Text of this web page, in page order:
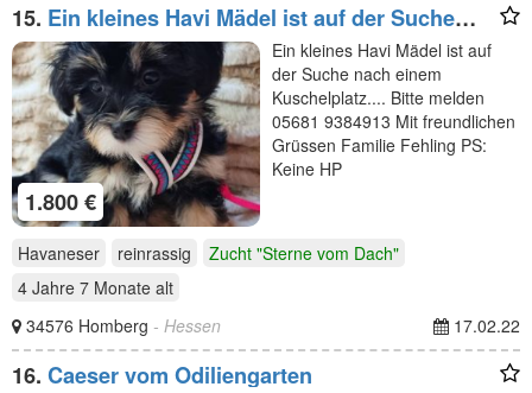
15. Ein kleines Havi Mädel ist auf der Suche
nach einem
1.800 €
Ein kleines Havi Mädel ist auf
der Suche nach einem
Kuschelplatz.... Bitte melden
05681 9384913 Mit freundlichen
Grüssen Familie Fehling PS:
Keine HP
Havaneser reinrassig
Zucht "Sterne vom Dach"
4 Jahre 7 Monate alt
34576 Homberg - Hessen 17.02.22
16. Caeser vom Odiliengarten